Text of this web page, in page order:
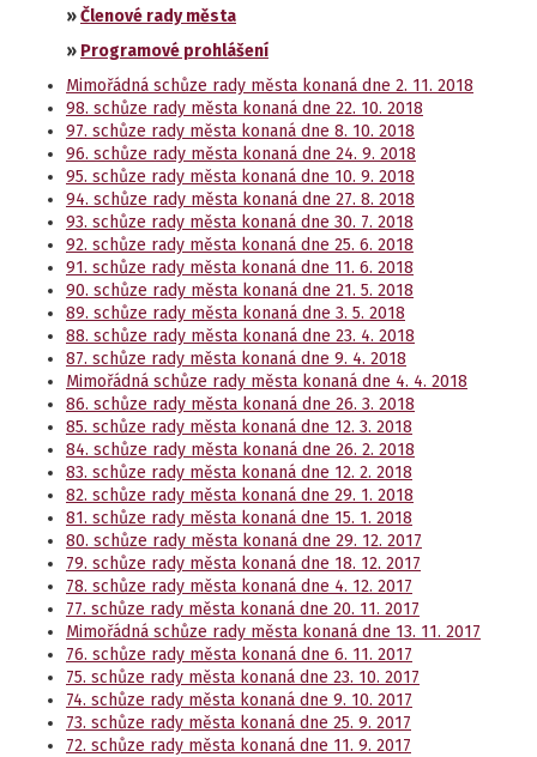
»Členové rady města
» Programové prohlášení
Mimořádná schůze rady města konaná dne 2. 11. 2018
98. schůze rady města konaná dne 22. 10. 2018
97. schůze rady města konaná dne 8. 10. 2018
96. schůze rady města konaná dne 24. 9. 2018
95. schůze rady města konaná dne 10. 9. 2018
94. schůze rady města konaná dne 27. 8. 2018
93. schůze rady města konaná dne 30. 7. 2018
92. schůze rady města konaná dne 25. 6. 2018
91. schůze rady města konaná dne 11. 6. 2018
90. schůze rady města konaná dne 21. 5. 2018
89. schůze rady města konaná dne 3. 5. 2018
88. schůze rady města konaná dne 23. 4. 2018
87. schůze rady města konaná dne 9. 4. 2018
Mimořádná schůze rady města konaná dne 4. 4. 2018
86. schůze rady města konaná dne 26. 3. 2018
85. schůze rady města konaná dne 12. 3. 2018
84. schůze rady města konaná dne 26. 2. 2018
83. schůze rady města konaná dne 12. 2. 2018
82. schůze rady města konaná dne 29. 1. 2018
81. schůze rady města konaná dne 15. 1. 2018
80. schůze rady města konaná dne 29. 12. 2017
79. schůze rady města konaná dne 18. 12. 2017
78. schůze rady města konaná dne 4. 12. 2017
77. schůze rady města konaná dne 20. 11. 2017
Mimořádná schůze rady města konaná dne 13. 11. 2017
76. schůze rady města konaná dne 6. 11. 2017
75. schůze rady města konaná dne 23. 10. 2017
74. schůze rady města konaná dne 9. 10. 2017
73. schůze rady města konaná dne 25. 9. 2017
72. schůze rady města konaná dne 11. 9. 2017